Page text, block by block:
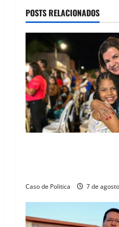
a
v
i
g
a
t
i
n
POSTS RELACIONADOS
Caso de Politica 7 de